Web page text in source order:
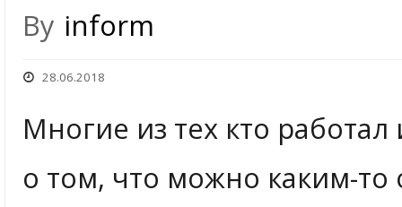
By inform
28.06.2018
Многие из тех кто
о том, что можно каким-то